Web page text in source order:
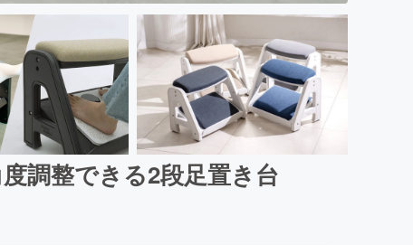
調整できる2段足置き台